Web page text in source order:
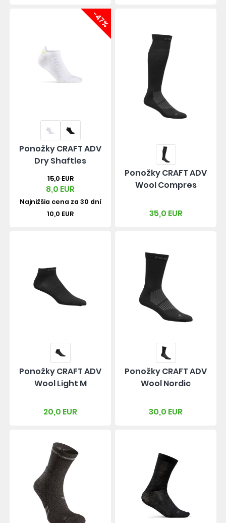
-47%
Ponožky CRAFT ADV
Dry Shaftles
15,0 EUR
8,0 EUR
Najnižšia cena za 30 dní
10,0 EUR
Ponožky CRAFT ADV
Wool Compres
35,0 EUR
Ponožky CRAFT ADV
Wool Light M
20,0 EUR
Ponožky CRAFT ADV
Wool Nordic
30,0 EUR